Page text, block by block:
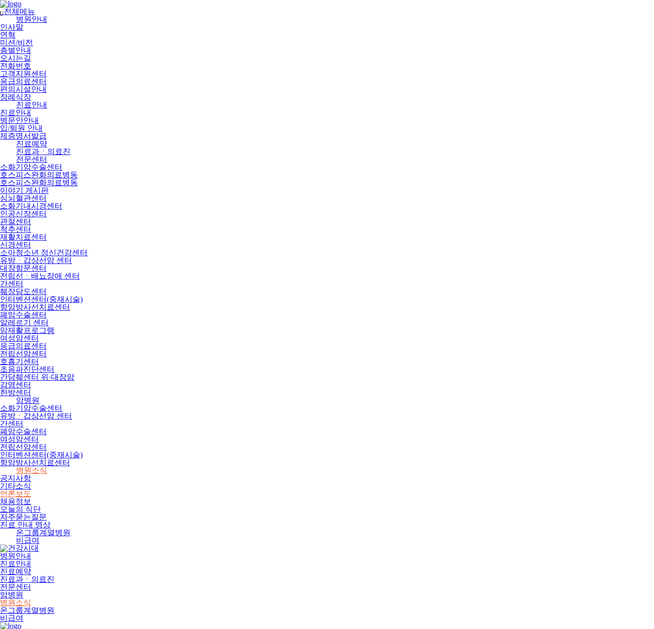
메
뉴
너
뛰
기
전체메뉴
병원안내
인사말
연혁
미션/비전
층별안내
오시는길
전화번호
고객지원센터
응급의료센터
편의시설안내
장례식장
진료안내
진료안내
병문안안내
입/퇴원 안내
제증명서발급
진료예약
진료과ㆍ의료진
전문센터
소화기암수술센터
호스피스완화의료병동
호스피스완화의료병동
이야기 게시판
심뇌혈관센터
소화기내시경센터
인공신장센터
관절센터
척추센터
재활치료센터
신경센터
소아청소년 정신건강센터
유방ㆍ갑상선암 센터
대장항문센터
전립선ㆍ배뇨장애 센터
간센터
췌장담도센터
인터벤션센터(중재시술)
항암방사선치료센터
폐암수술센터
알레르기 센터
암재활프로그램
여성암센터
응급의료센터
전립선암센터
호흡기센터
초음파진단센터
간담췌센터 위·대장암
감염센터
한방센터
암병원
소화기암수술센터
유방ㆍ갑상선암 센터
간센터
폐암수술센터
여성암센터
전립선암센터
인터벤션센터(중재시술)
항암방사선치료센터
병원소식
공지사항
기타소식
언론보도
채용정보
오늘의 식단
자주묻는질문
진료 안내 영상
온그룹계열병원
비급여
병원안내
진료안내
진료예약
진료과ㆍ의료진
전문센터
암병원
병원소식
온그룹계열병원
비급여